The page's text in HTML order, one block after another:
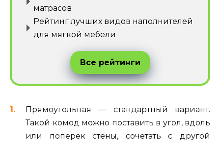
матрасов
Рейтинг лучших видов наполнителей
для мягкой мебели
Все рейтинги
Прямоугольная — стандартный вариант.
Такой комод можно поставить в угол, вдоль
или поперек стены, сочетать с другой